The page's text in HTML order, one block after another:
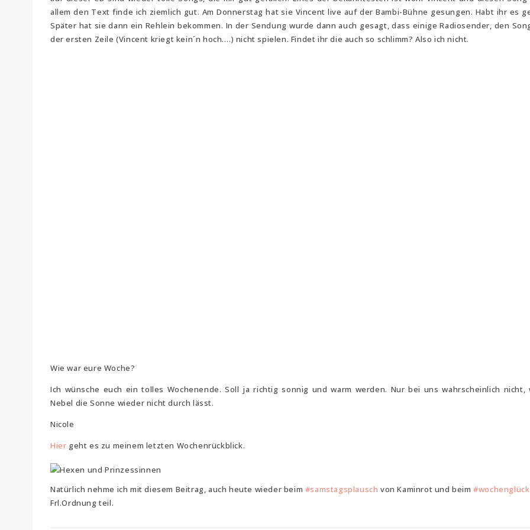
allem den Text finde ich ziemlich gut. Am Donnerstag hat sie Vincent live auf der Bambi-Bühne gesungen. Habt ihr es
Später hat sie dann ein Rehlein bekommen. In der Sendung wurde dann auch gesagt, dass einige Radiosender, den
der ersten Zeile (Vincent kriegt kein´n hoch….) nicht spielen. Findet ihr die auch so schlimm? Also ich nicht.
Wie war eure Woche?
Ich wünsche euch ein tolles Wochenende. Soll ja richtig sonnig und warm werden. Nur bei uns wahrscheinlich nicht,
Nebel die Sonne wieder nicht durch lässt.
Nicole
Hier geht es zu meinem letzten Wochenrückblick.
Natürlich nehme ich mit diesem Beitrag, auch heute wieder beim #samstagsplausch von Kaminrot und beim#wochenglück
Frl.Ordnung teil.